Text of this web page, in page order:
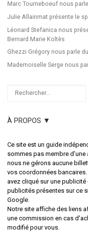
Marc Tourneboeuf nous
Julie Allainmat présente le
Léonard Stefanica nous
Bernard Marie Koltès
Ghezzi Grégory nous parle
Mademoiselle Serge nous
À PROPOS ▼
Ce site est un guide
sommes pas membre
nous ne gérons aucune
vos coordonnées
avez cliqué sur une publicité
publicités présentes sur ce
Google.
Notre site affiche des liens
une commission en cas
modifié pour vous.